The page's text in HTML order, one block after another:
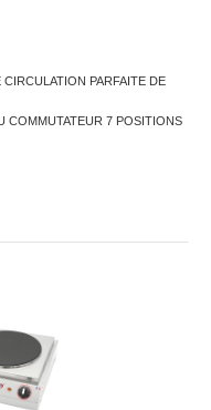
PARFAITE DE
COMMUTATEUR 7 POSITIONS